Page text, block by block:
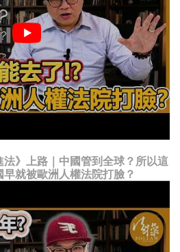
》上路｜中國管到全球？所以這
就被歐洲人權法院打臉？